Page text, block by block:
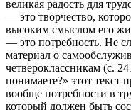
великая радость для
— это творчество,
высоким смыслом его
— это потребность. Не
материал о
четвероклассникам (с.
понимаете?» этот текст
вообще потребности в
который должен быть